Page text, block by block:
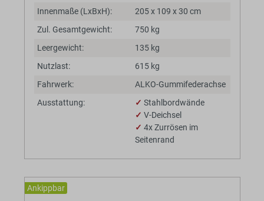
Innenmaße (LxBxH):
205 x 109 x 30 cm
Zul. Gesamtgewicht:
750 kg
Leergewicht:
135 kg
Nutzlast:
615 kg
Fahrwerk:
ALKO-Gummifederachse
Ausstattung:
✓ Stahlbordwände
✓ V-Deichsel
✓ 4x Zurrösen im
Seitenrand
Ankippbar